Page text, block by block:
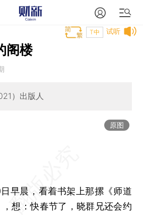
试听
T中
阁楼
）出版人
原图
晨，看着书架上那摞《师道
想：快春节了，晓群兄还会约